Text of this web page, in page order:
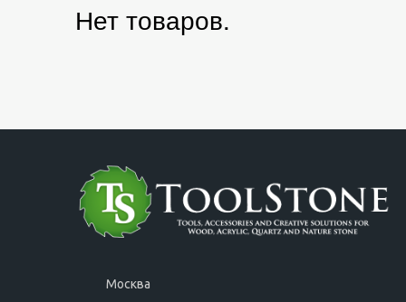
Нет товаров.
Москва